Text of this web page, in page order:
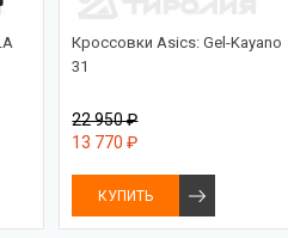
Кроссовки Asics: Gel-Kayano
31
22 950 ₽
13 770 ₽
КУПИТЬ